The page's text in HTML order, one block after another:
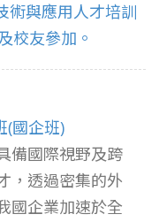
術與應用人才培訓
校友參加。
(國企班)
備國際視野及跨
，透過密集的外
國企業加速於全